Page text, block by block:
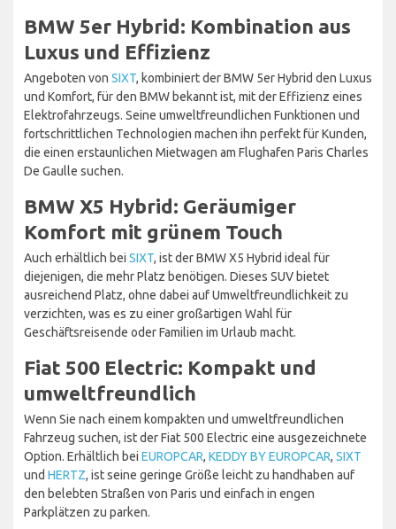
BMW 5er Hybrid: Kombination aus
Luxus und Effizienz
Angeboten von SIXT, kombiniert der BMW 5er Hybrid den Luxus
und Komfort, für den BMW bekannt ist, mit der Effizienz eines
Elektrofahrzeugs. Seine umweltfreundlichen Funktionen und
fortschrittlichen Technologien machen ihn perfekt für Kunden,
die einen erstaunlichen Mietwagen am Flughafen Paris Charles
De Gaulle suchen.
BMW X5 Hybrid: Geräumiger
Komfort mit grünem Touch
Auch erhältlich bei SIXT, ist der BMW X5 Hybrid ideal für
diejenigen, die mehr Platz benötigen. Dieses SUV bietet
ausreichend Platz, ohne dabei auf Umweltfreundlichkeit zu
verzichten, was es zu einer großartigen Wahl für
Geschäftsreisende oder Familien im Urlaub macht.
Fiat 500 Electric: Kompakt und
umweltfreundlich
Wenn Sie nach einem kompakten und umweltfreundlichen
Fahrzeug suchen, ist der Fiat 500 Electric eine ausgezeichnete
Option. Erhältlich bei EUROPCAR, KEDDY BY EUROPCAR, SIXT
und HERTZ, ist seine geringe Größe leicht zu handhaben auf
den belebten Straßen von Paris und einfach in engen
Parkplätzen zu parken.